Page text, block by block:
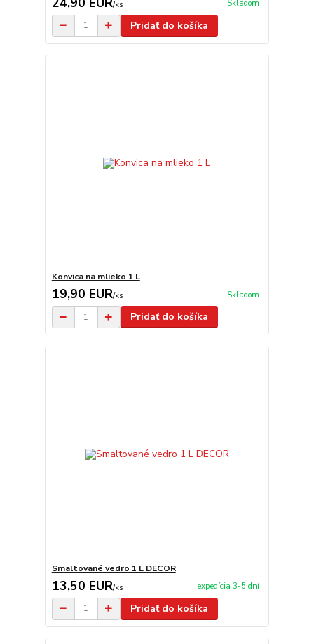
/ks Skladom
Pridať do košíka
Konvica na mlieko 1 L
19,90 EUR/ks Skladom
Pridať do košíka
Smaltované vedro 1 L DECOR
13,50 EUR/ks expedícia 3-5 dní
Pridať do košíka